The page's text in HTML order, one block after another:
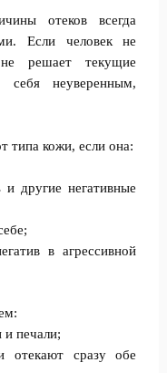
отеков всегда
Если человек не
решает текущие
себя неуверенным,
типа кожи, если она:
и другие негативные
в агрессивной
и печали;
отекают сразу обе